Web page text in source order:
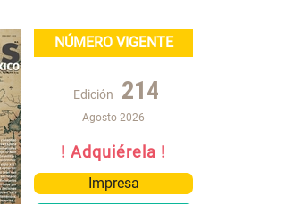
NÚMERO VIGENTE
Edición 214
Agosto 2026
! Adquiérela !
Impresa